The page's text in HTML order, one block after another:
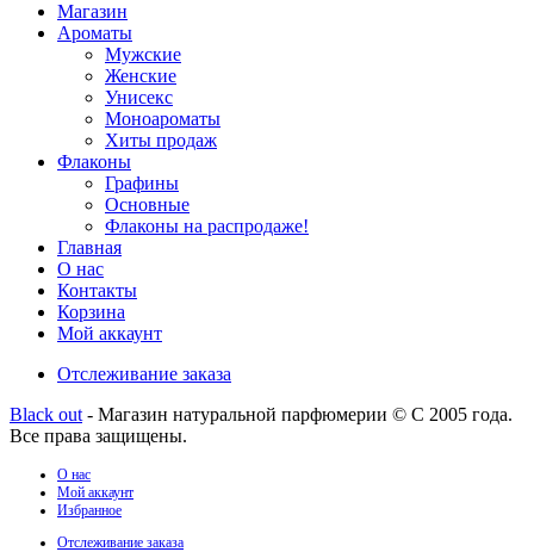
Магазин
Ароматы
Мужские
Женские
Унисекс
Моноароматы
Хиты продаж
Флаконы
Графины
Основные
Флаконы на распродаже!
Главная
О нас
Контакты
Корзина
Мой аккаунт
Отслеживание заказа
Black out - Магазин натуральной парфюмерии © С 2005 года.
Все права защищены.
О нас
Мой аккаунт
Избранное
Отслеживание заказа